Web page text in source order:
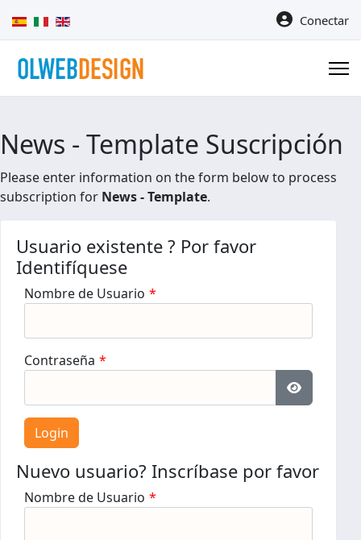
Seleccione su idioma Conectar
News - Template Suscripción
Please enter information on the form below to process
subscription for News - Template.
Usuario existente ? Por favor
Identifíquese
Nombre de Usuario *
Contraseña *
Mostrar
Nuevo usuario? Inscríbase por favor
Nombre de Usuario *